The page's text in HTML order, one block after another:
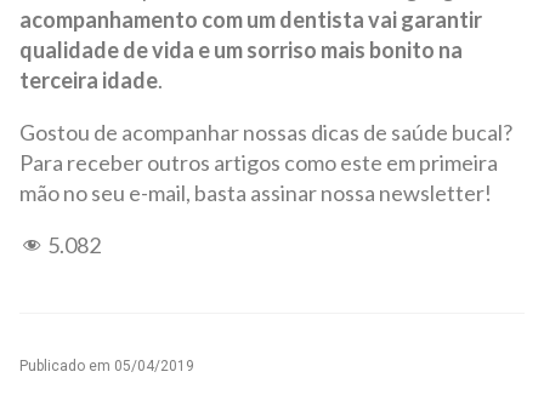
acompanhamento com um dentista vai garantir
qualidade de vida e um sorriso mais bonito na
terceira idade.
Gostou de acompanhar nossas dicas de saúde bucal?
Para receber outros artigos como este em primeira
mão no seu e-mail, basta assinar nossa newsletter!
5.082
Publicado em 05/04/2019